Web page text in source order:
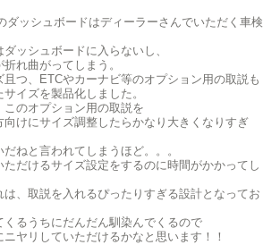
ダッシュボードはディーラーさんでいただく車検
ッシュボードに入らないし、
れ曲がってしまう。
且つ、ETCやカーナビ等のオプション用の取説も
イズを製品化しました。
のオプション用の取説を
向けにサイズ調整したらかなり大きくなりすぎ
ねと言われてしまうほど。。。
ただけるサイズ設定をするのに時間がかかってし
、取説を入れるぴったりすぎる設計となってお
るうちにだんだん馴染んでくるので
ヤリしていただけるかなと思います！！